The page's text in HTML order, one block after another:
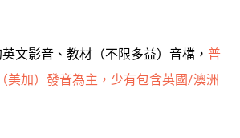
文影音、教材（不限多益）音檔， 普
美加）發音為主，少有包含英國/澳洲